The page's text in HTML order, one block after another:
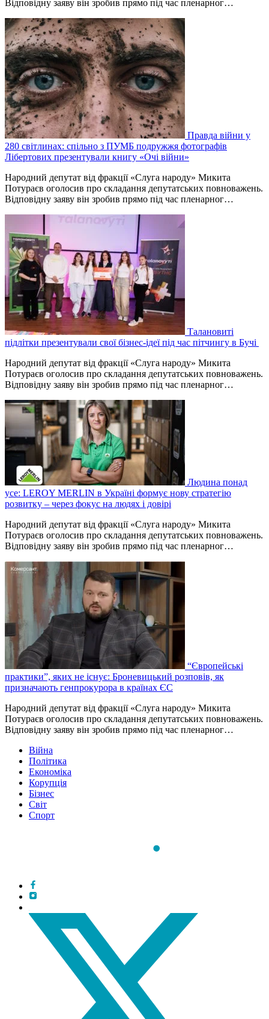
Відповідну заяву він зробив прямо під час пленарног…
Правда війни у
280 світлинах: спільно з ПУМБ подружжя фотографів
Лібертових презентували книгу «Очі війни»
Народний депутат від фракції «Слуга народу» Микита
Потураєв оголосив про складання депутатських повноважень.
Відповідну заяву він зробив прямо під час пленарног…
Талановиті
підлітки презентували свої бізнес-ідеї під час пітчингу в Бучі
Народний депутат від фракції «Слуга народу» Микита
Потураєв оголосив про складання депутатських повноважень.
Відповідну заяву він зробив прямо під час пленарног…
Людина понад
усе: LEROY MERLIN в Україні формує нову стратегію
розвитку – через фокус на людях і довірі
Народний депутат від фракції «Слуга народу» Микита
Потураєв оголосив про складання депутатських повноважень.
Відповідну заяву він зробив прямо під час пленарног…
“Європейські
практики”, яких не існує: Броневицький розповів, як
призначають генпрокурора в країнах ЄС
Народний депутат від фракції «Слуга народу» Микита
Потураєв оголосив про складання депутатських повноважень.
Відповідну заяву він зробив прямо під час пленарног…
Війна
Політика
Економіка
Корупція
Бізнес
Світ
Спорт